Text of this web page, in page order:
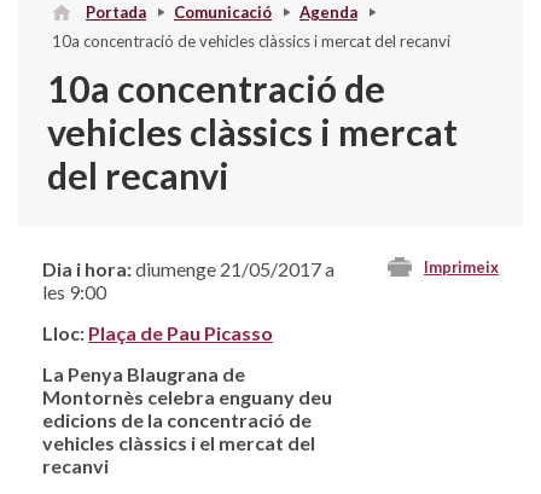
Portada Comunicació
Agenda
10a concentració de vehicles clàssics i mercat del recanvi
10a concentració de
vehicles clàssics i mercat
del recanvi
Imprimeix
Dia i hora:diumenge 21/05/2017 a
les 9:00
Lloc: Plaça de Pau Picasso
La Penya Blaugrana de
Montornès celebra enguany deu
edicions de la concentració de
vehicles clàssics i el mercat del
recanvi